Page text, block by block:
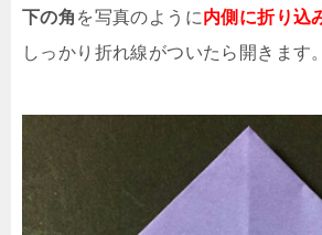
下の角 を写真のように内側に折り込
しっかり折れ線がついたら開きます。